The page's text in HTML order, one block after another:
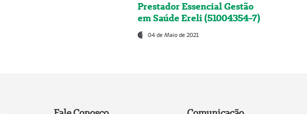
Prestador Essencial Gestão
em Saúde Ereli (51004354-7)
04 de Maio de 2021